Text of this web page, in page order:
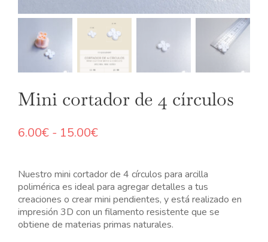
Mini cortador de 4 círculos
6.00€ - 15.00€Rango
desde
6.00€
hasta
15.00€
Nuestro mini cortador de 4 círculos para arcilla
polimérica es ideal para agregar detalles a tus
creaciones o crear mini pendientes, y está realizado en
impresión 3D con un filamento resistente que se
obtiene de materias primas naturales.